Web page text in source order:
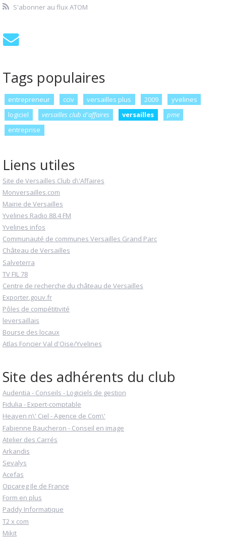
S'abonner au flux ATOM
Tags populaires
entrepreneur cciv versailles plus 2009
yvelines
logiciel
versailles club d'affaires versailles
pme
entreprise
Liens utiles
Site de Versailles Club d\'Affaires
Monversailles.com
Mairie de Versailles
Yvelines Radio 88.4 FM
Yvelines infos
Communauté de communes Versailles Grand Parc
Château de Versailles
Salveterra
TV FIL 78
Centre de recherche du château de Versailles
Exporter.gouv.fr
Pôles de compétitivité
leversaillais
Bourse des locaux
Atlas Foncier Val d'Oise/Yvelines
Site des adhérents du club
Audentia - Conseils - Logiciels de gestion
Fidulia - Expert-comptable
Heaven n\' Ciel - Agence de Com\'
Fabienne Baucheron - Conseil en image
Atelier des Carrés
Arkandis
Sevalys
Acefas
Opcareg Ile de France
Form en plus
Paddy Informatique
T2 x com
Mikit